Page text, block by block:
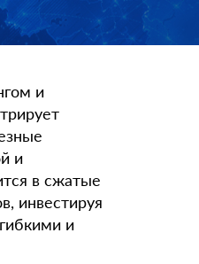
и
и
в сжатые
инвестируя
и